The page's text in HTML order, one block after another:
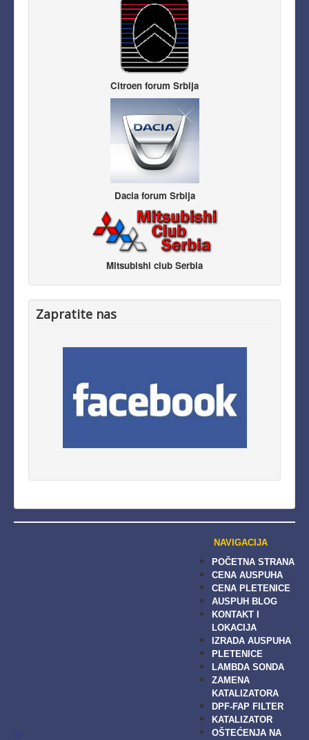
Citroen forum Srbija
Dacia forum Srbija
Mitsubishi club Serbia
Zapratite nas
M
NAVIGACIJA
POČETNA STRANA
CENA AUSPUHA
CENA PLETENICE
AUSPUH BLOG
KONTAKT I
LOKACIJA
IZRADA AUSPUHA
PLETENICE
LAMBDA SONDA
ZAMENA
KATALIZATORA
DPF-FAP FILTER
KATALIZATOR
OŠTEĆENJA NA